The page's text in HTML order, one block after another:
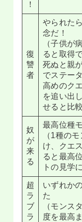
！
復
讐
者
やられた
念だ！
（子供が
ると取得
死ぬと親
でステー
高めのク
を追い出
せると比
奴
が
来
る
最高位種
（1種の
け、クエ
ると最高
トの見学
超
ラ
ブ
ラ
いずれか
た
（モンス
度を最高